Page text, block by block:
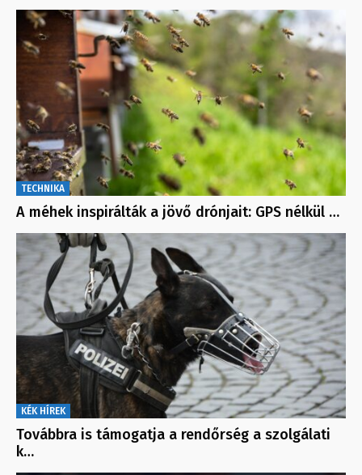
TECHNIKA
A méhek inspirálták a jövő drónjait: GPS nélkül …
KÉK HÍREK
Továbbra is támogatja a rendőrség a szolgálati
k…